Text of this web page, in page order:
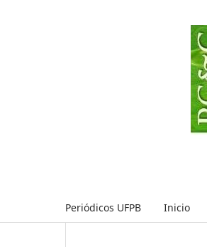
Periódicos UFPB Inicio